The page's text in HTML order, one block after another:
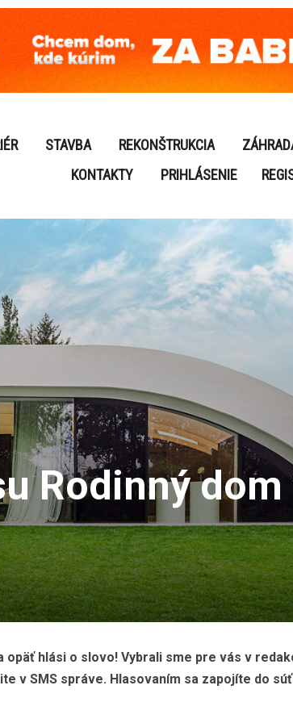
STAVBA REKONŠTRUKCIA
KONTAKTY
PRIHLÁSENIE
Rodinný
hlási o slovo! Vybrali sme pre vás v
v SMS správe. Hlasovaním sa zapojíte do